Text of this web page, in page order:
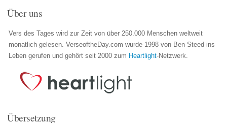
Über uns
Vers des Tages wird zur Zeit von über 250.000 Menschen weltweit
monatlich gelesen. VerseoftheDay.com wurde 1998 von Ben Steed ins
Leben gerufen und gehört seit 2000 zum Heartlight-Netzwerk.
Übersetzung